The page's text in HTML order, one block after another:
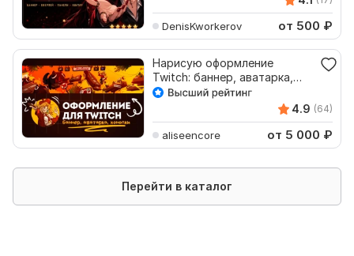
DenisKworkerov от 500 ₽
Нарисую оформление
Twitch: баннер, аватарка,
кнопки, стикеры, твич
4.9 (64)
aliseencore от 5 000 ₽
Перейти в каталог